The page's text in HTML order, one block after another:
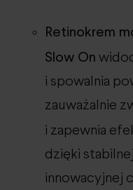
Retinokrem
Slow On
i spowalnia
zauważalnie
i zapewnia
dzięki
innowacyjnej